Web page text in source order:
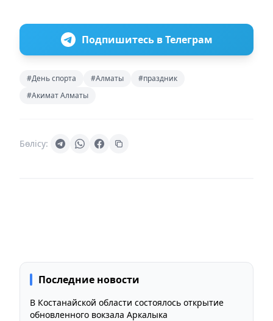
Подпишитесь в Телеграм
#День спорта #Алматы
#праздник
#Акимат Алматы
Бөлісу:
Последние новости
В Костанайской области состоялось открытие
обновленного вокзала Аркалыка